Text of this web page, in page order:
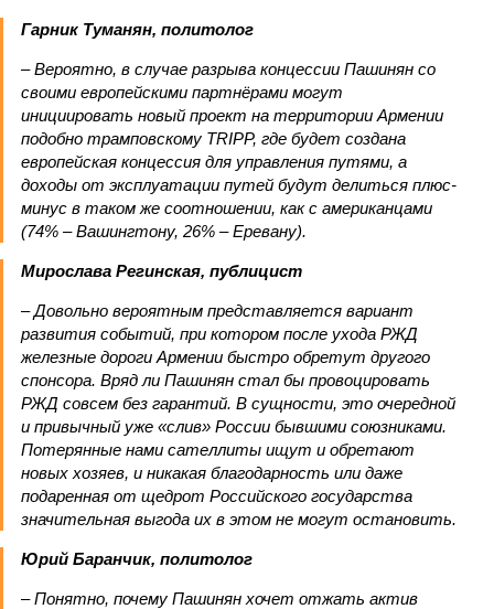
Гарник Туманян, политолог
– Вероятно, в случае разрыва концессии Пашинян со
своими европейскими партнёрами могут
инициировать новый проект на территории Армении
подобно трамповскому TRIPP, где будет создана
европейская концессия для управления путями, а
доходы от эксплуатации путей будут делиться плюс-
минус в таком же соотношении, как с американцами
(74% – Вашингтону, 26% – Еревану).
Мирослава Регинская, публицист
– Довольно вероятным представляется вариант
развития событий, при котором после ухода РЖД
железные дороги Армении быстро обретут другого
спонсора. Вряд ли Пашинян стал бы провоцировать
РЖД совсем без гарантий. В сущности, это очередной
и привычный уже «слив» России бывшими союзниками.
Потерянные нами сателлиты ищут и обретают
новых хозяев, и никакая благодарность или даже
подаренная от щедрот Российского государства
значительная выгода их в этом не могут остановить.
Юрий Баранчик, политолог
– Понятно, почему Пашинян хочет отжать актив